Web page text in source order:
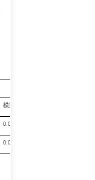
模型19
0.024
0.065